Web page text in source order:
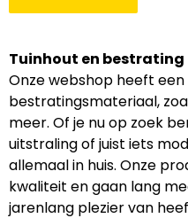
Tuinhout en bestrating
Onze webshop heeft
bestratingsmateriaal,
meer. Of je nu op zoek
uitstraling of juist iets
allemaal in huis. Onze
kwaliteit en gaan lang
jarenlang plezier van